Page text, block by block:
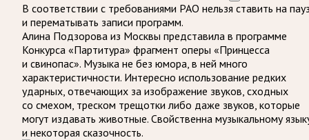
В соответствии с требованиями РАО нельзя ставить на
и перематывать записи программ.
Алина Подзорова из Москвы представила в программе
Конкурса «Партитура» фрагмент оперы «Принцесса
и свинопас». Музыка не без юмора, в ней много
характеристичности. Интересно использование редких
ударных, отвечающих за изображение звуков, сходных
со смехом, треском трещотки либо даже звуков, которые
могут издавать животные. Свойственна музыкальному
и некоторая сказочность.